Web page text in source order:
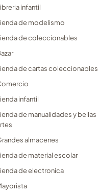
infantil
de modelismo
de coleccionables
de cartas coleccionables
infantil
de manualidades y bellas
almacenes
de material escolar
de electronica